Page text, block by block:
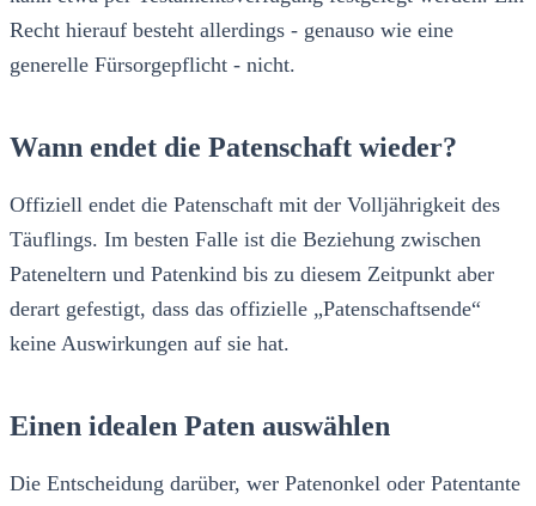
Recht hierauf besteht allerdings - genauso wie eine
generelle Fürsorgepflicht - nicht.
Wann endet die Patenschaft wieder?
Offiziell endet die Patenschaft mit der Volljährigkeit des
Täuflings. Im besten Falle ist die Beziehung zwischen
Pateneltern und Patenkind bis zu diesem Zeitpunkt aber
derart gefestigt, dass das offizielle „Patenschaftsende“
keine Auswirkungen auf sie hat.
Einen idealen Paten auswählen
Die Entscheidung darüber, wer Patenonkel oder Patentante